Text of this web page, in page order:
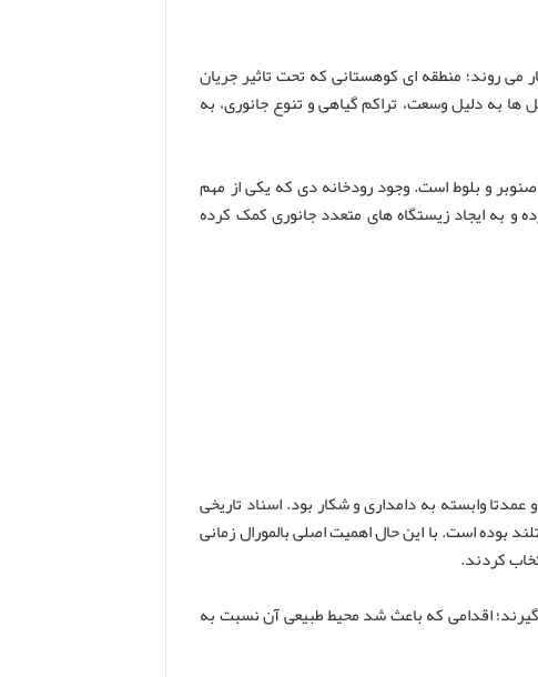
می روند؛ منطقه ای کوهستانی که تحت تاثیر جریان
به دلیل وسعت، تراکم گیاهی و تنوع جانوری، به
و بلوط است. وجود رودخانه دی که یکی از مهم
و به ایجاد زیستگاه های متعدد جانوری کمک کرده
وابسته به دامداری و شکار بود. اسناد تاریخی
است. با این حال اهمیت اصلی بالمورال زمانی
کردند.
اقدامی که باعث شد محیط طبیعی آن نسبت به